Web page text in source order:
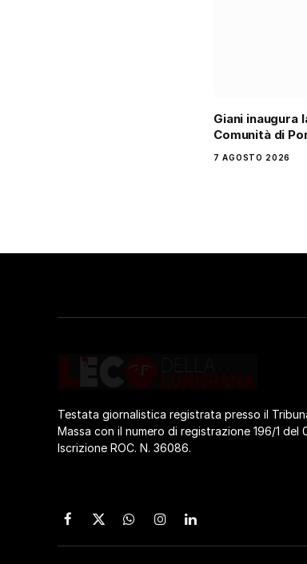
Giani inaugura
Comunità di
7 AGOSTO 2026
Testata giornalistica registrata presso il
Massa con il numero di registrazione 196/1 del
Iscrizione ROC. N. 36086.
Facebook
X
(Twitter)
WhatsApp
Instagram
LinkedIn